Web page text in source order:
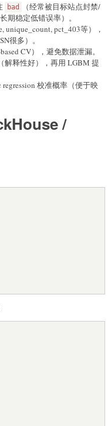
bad
（经常被目标站点封禁/
长期稳定低错误率）。
unique_count, pct_403等），
很多）。
CV），避免数据泄漏。
解释性好），再用 LGBM 提
校准概率（便于映
/